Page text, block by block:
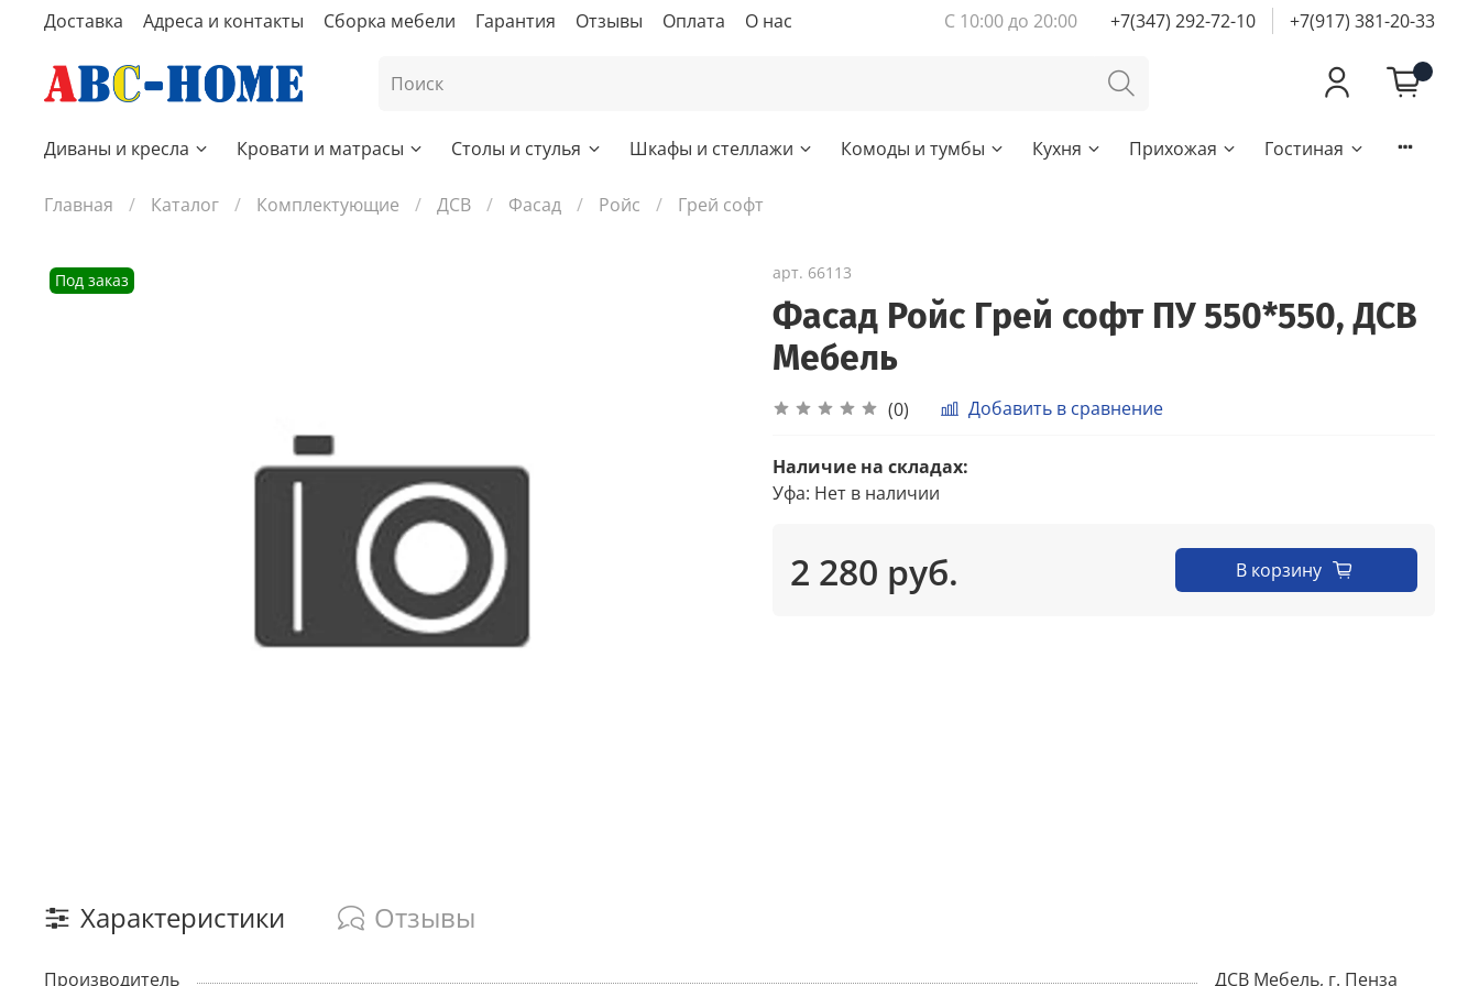
Доставка Адреса и контакты Сборка мебели Гарантия Отзывы Оплата О нас С 10:00 до 20:00 +7(347) 292-72-10 +7(917) 381-20-33
Диваны и кресла Кровати и матрасы Столы и стулья Шкафы и стеллажи Комоды и тумбы Кухня Прихожая Гостиная
Главная Каталог Комплектующие ДСВ Фасад Ройс Грей софт
Под заказ арт. 66113
Фасад Ройс Грей софт ПУ 550*550, ДСВ
Мебель
(0) Добавить в сравнение
Наличие на складах:
Уфа: Нет в наличии
2 280 руб. В корзину
Характеристики Отзывы
Производитель ДСВ Мебель, г. Пенза